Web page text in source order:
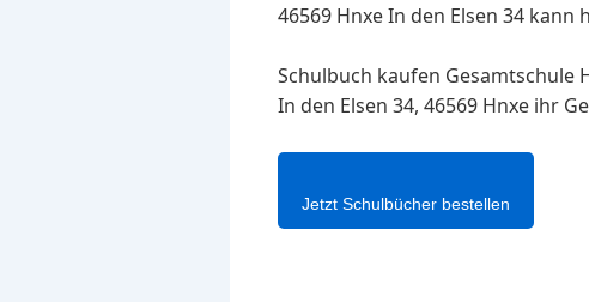
46569 Hnxe In den Elsen 34
Schulbuch kaufen Gesamtschule
In den Elsen 34, 46569 Hnxe ihr
Jetzt Schulbücher bestellen